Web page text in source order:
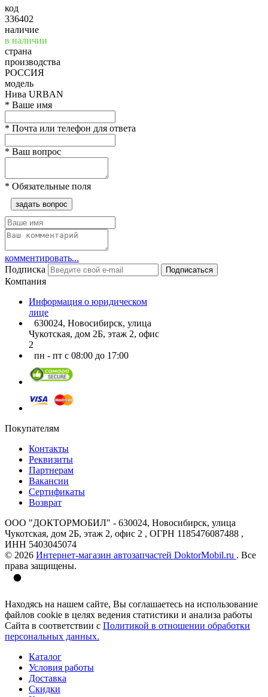
код
336402
наличие
в наличии
страна
производства
РОССИЯ
модель
Нива URBAN
* Ваше имя
* Почта или телефон для ответа
* Ваш вопрос
* Обязательные поля
задать вопрос
комментировать...
Подписка
Подписаться
Компания
Информация о юридическом
лице
630024, Новосибирск, улица
Чукотская, дом 2Б, этаж 2, офис
2
пн - пт с 08:00 до 17:00
Покупателям
Контакты
Реквизиты
Партнерам
Вакансии
Сертификаты
Возврат
ООО "ДОКТОРМОБИЛ" - 630024, Новосибирск, улица
Чукотская, дом 2Б, этаж 2, офис 2 , ОГРН 1185476087488 ,
ИНН 5403045074
© 2026 Интернет-магазин автозапчастей DoktorMobil.ru . Все
права защищены.
Находясь на нашем сайте, Вы соглашаетесь на использование
файлов cookie в целях ведения статистики и анализа работы
Сайта в соответствии с Политикой в отношении обработки
персональных данных.
Каталог
Условия работы
Доставка
Скидки